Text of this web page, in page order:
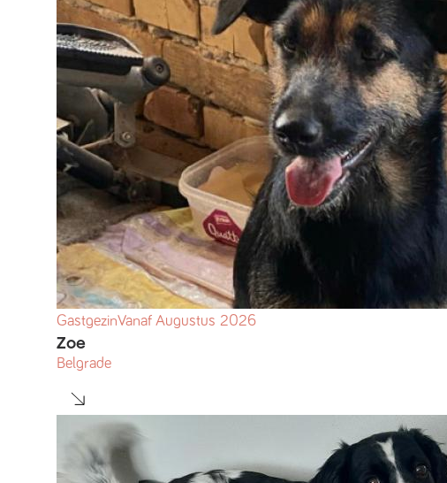
GastgezinVanaf Augustus 2026
Zoe
Belgrade